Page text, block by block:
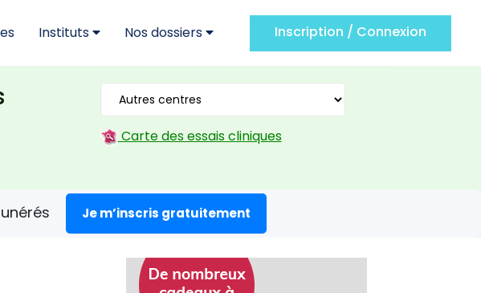
Instituts Nos dossiers Inscription / Connexion
Carte des essais cliniques
Je m’inscris gratuitement